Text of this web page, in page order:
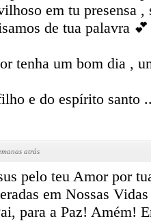
em tu presensa
de tua palavra
tenha um bom dia ,
e do espírito santo
atrás
pelo teu Amor por
em Nossas
para a Paz! Amém!